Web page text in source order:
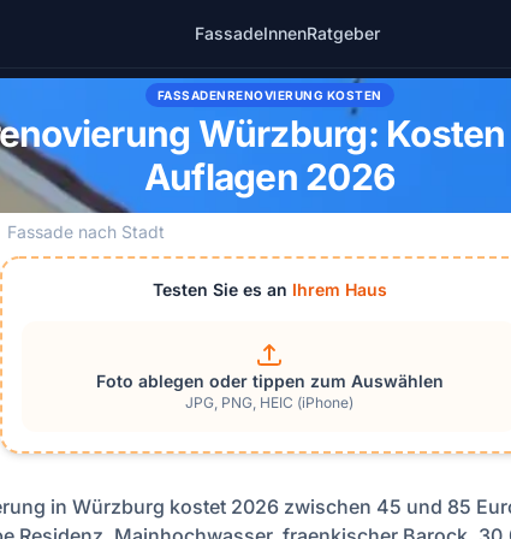
FassadeInnenRatgeber
FASSADENRENOVIERUNG KOSTEN
Würzburg:
Auflagen 2026
Fassade nach Stadt
Testen Sie es an Ihrem Haus
Foto ablegen oder tippen zum Auswählen
JPG, PNG, HEIC (iPhone)
in Würzburg kostet 2026 zwischen 45 und 85